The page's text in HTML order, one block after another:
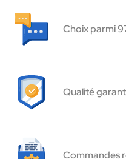
Choix parmi
Qualité
Commandes